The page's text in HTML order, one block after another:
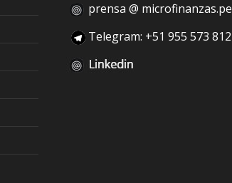
prensa @ microfinanzas.pe
Telegram: +51 955 573 812